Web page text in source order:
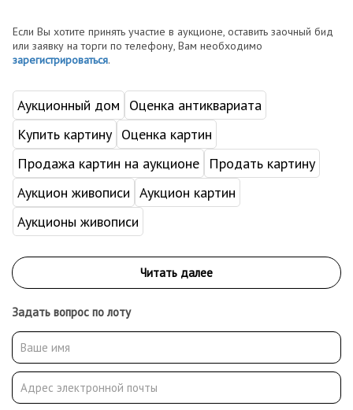
Если Вы хотите принять участие в аукционе, оставить заочный бид
или заявку на торги по телефону, Вам необходимо
зарегистрироваться.
Аукционный дом
Оценка антиквариата
Купить картину Оценка картин
Продажа картин на аукционе
Продать картину
Аукцион живописи Аукцион картин
Аукционы живописи
Задать вопрос по лоту